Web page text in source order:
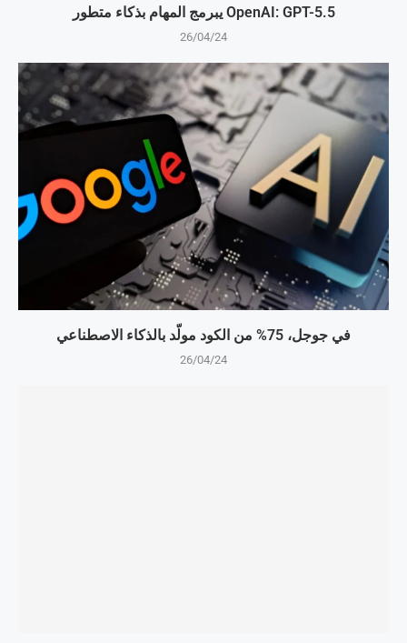
OpenAI: GPT-5.5 يبرمج المهام بذكاء متطور
26/04/24
في جوجل، 75% من الكود مولّد بالذكاء الاصطناعي
26/04/24